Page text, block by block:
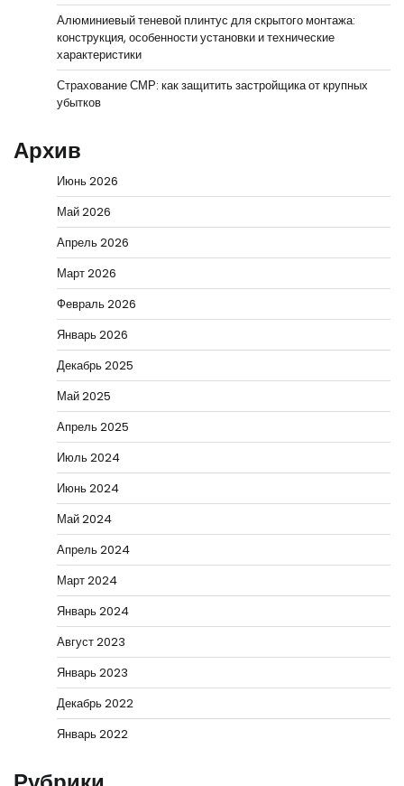
Алюминиевый теневой плинтус для скрытого монтажа:
конструкция, особенности установки и технические
характеристики
Страхование СМР: как защитить застройщика от крупных
убытков
Архив
Июнь 2026
Май 2026
Апрель 2026
Март 2026
Февраль 2026
Январь 2026
Декабрь 2025
Май 2025
Апрель 2025
Июль 2024
Июнь 2024
Май 2024
Апрель 2024
Март 2024
Январь 2024
Август 2023
Январь 2023
Декабрь 2022
Январь 2022